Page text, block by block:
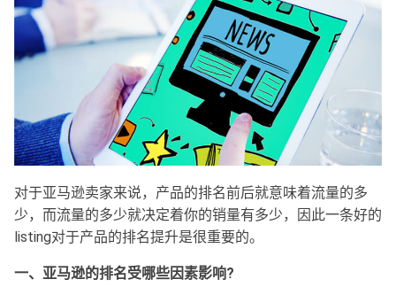
对于亚马逊卖家来说，产品的排名前后就意味着流量的多
少，而流量的多少就决定着你的销量有多少，因此一条好的
listing对于产品的排名提升是很重要的。
一、亚马逊的排名受哪些因素影响?